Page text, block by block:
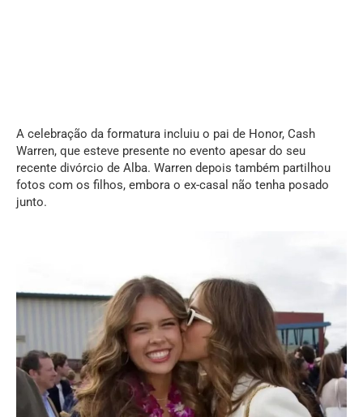
A celebração da formatura incluiu o pai de Honor, Cash
Warren, que esteve presente no evento apesar do seu
recente divórcio de Alba. Warren depois também partilhou
fotos com os filhos, embora o ex-casal não tenha posado
junto.